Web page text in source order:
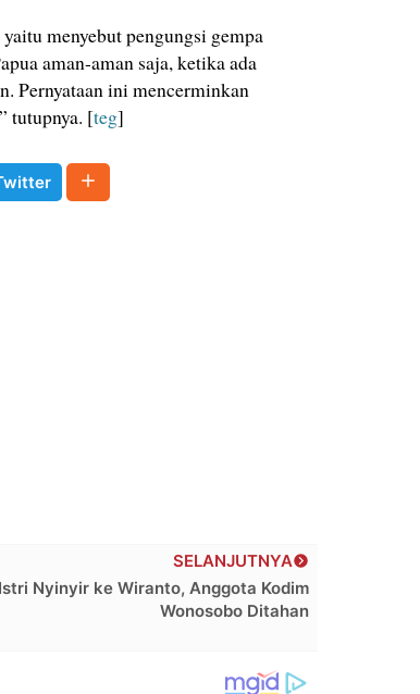
menyebut pengungsi gempa
aman-aman saja, ketika ada
Pernyataan ini mencerminkan
tutupnya. [teg]
SELANJUTNYA
Istri Nyinyir ke Wiranto, Anggota Kodim
Wonosobo Ditahan